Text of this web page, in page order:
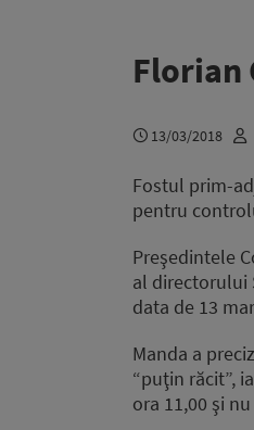
Florian
13/03/2018
Fostul prim-
pentru
Preşedintele
al directorului
data de 13
Manda a
“puţin răcit”,
ora 11,00 şi